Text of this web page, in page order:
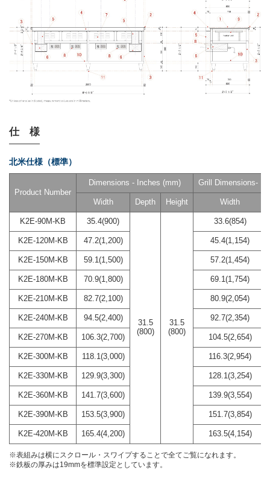
仕 様
北米仕様（標準）
Product Number
Dimensions - Inches (mm) Grill Dimensions-
Width Depth Height Width
K2E-90M-KB 35.4(900)
31.5
(800)
31.5
(800)
33.6(854)
K2E-120M-KB 47.2(1,200) 45.4(1,154)
K2E-150M-KB 59.1(1,500) 57.2(1,454)
K2E-180M-KB 70.9(1,800) 69.1(1,754)
K2E-210M-KB 82.7(2,100) 80.9(2,054)
K2E-240M-KB 94.5(2,400) 92.7(2,354)
K2E-270M-KB 106.3(2,700) 104.5(2,654)
K2E-300M-KB 118.1(3,000) 116.3(2,954)
K2E-330M-KB 129.9(3,300) 128.1(3,254)
K2E-360M-KB 141.7(3,600) 139.9(3,554)
K2E-390M-KB 153.5(3,900) 151.7(3,854)
K2E-420M-KB 165.4(4,200) 163.5(4,154)
※表組みは横にスクロール・スワイプすることで全てご覧になれます。
※鉄板の厚みは19mmを標準設定としています。